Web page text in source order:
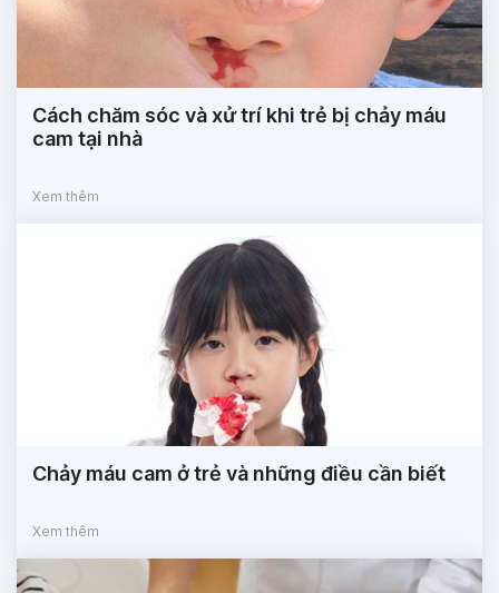
Cách chăm sóc và xử trí khi trẻ bị chảy máu
cam tại nhà
Xem thêm
Chảy máu cam ở trẻ và những điều cần biết
Xem thêm